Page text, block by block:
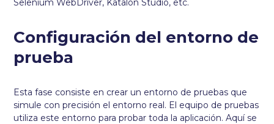
Selenium WebDriver, Katalon Studio, etc.
Configuración del entorno de
prueba
Esta fase consiste en crear un entorno de pruebas que
simule con precisión el entorno real. El equipo de pruebas
utiliza este entorno para probar toda la aplicación. Aquí se